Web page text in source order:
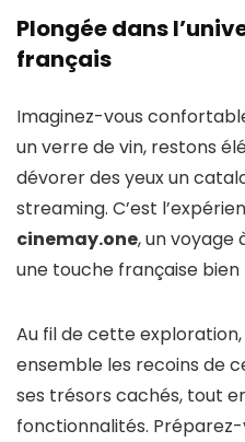
Plongée dans
français
Imaginez-vous
un verre de vin, restons
dévorer des yeux un
streaming. C’est
cinemay.one, un voyage
une touche française
Au fil de cette
ensemble les recoins de
ses trésors cachés, tout
fonctionnalités.